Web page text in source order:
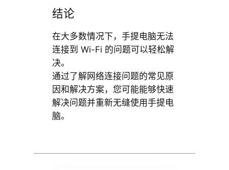
结论
在大多数情况下，手提电脑无法
连接到 Wi-Fi 的问题可以轻松解
决。
通过了解网络连接问题的常见原
因和解决方案，您可能能够快速
解决问题并重新无缝使用手提电
脑。